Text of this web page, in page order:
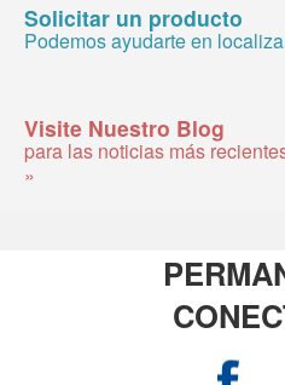
Solicitar un producto
Podemos ayudarte en
Visite Nuestro Blog
para las noticias más
»